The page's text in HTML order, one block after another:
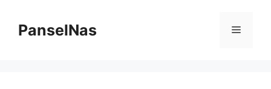
contentPanselNas Menu